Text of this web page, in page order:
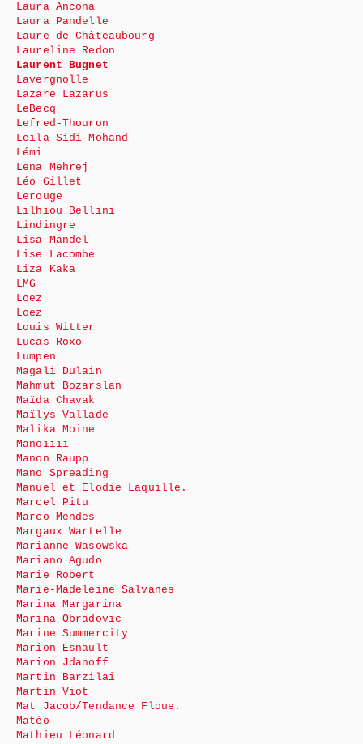
Laura Ancona
Laura Pandelle
Laure de Châteaubourg
Laureline Redon
Laurent Bugnet
Lavergnolle
Lazare Lazarus
LeBecq
Lefred-Thouron
Leïla Sidi-Mohand
Lémi
Lena Mehrej
Léo Gillet
Lerouge
Lilhiou Bellini
Lindingre
Lisa Mandel
Lise Lacombe
Liza Kaka
LMG
Loez
Loez
Louis Witter
Lucas Roxo
Lumpen
Magali Dulain
Mahmut Bozarslan
Maïda Chavak
Maïlys Vallade
Malika Moine
Manoïïïï
Manon Raupp
Mano Spreading
Manuel et Elodie Laquille.
Marcel Pitu
Marco Mendes
Margaux Wartelle
Marianne Wasowska
Mariano Agudo
Marie Robert
Marie-Madeleine Salvanes
Marina Margarina
Marina Obradovic
Marine Summercity
Marion Esnault
Marion Jdanoff
Martin Barzilai
Martin Viot
Mat Jacob/Tendance Floue.
Matéo
Mathieu Léonard